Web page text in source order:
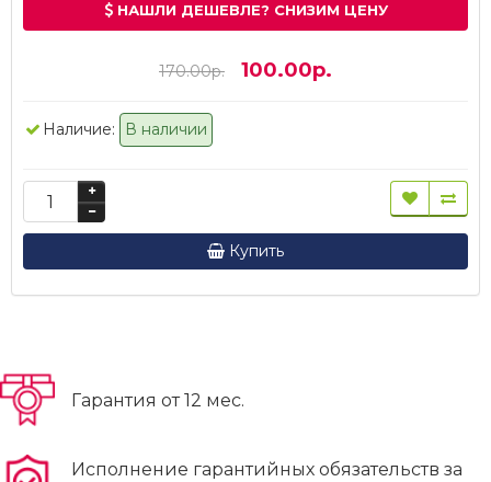
НАШЛИ ДЕШЕВЛЕ? СНИЗИМ ЦЕНУ
170.00р. 100.00р.
Наличие: В наличии
Купить
Гарантия от 12 мес.
Исполнение гарантийных обязательств за